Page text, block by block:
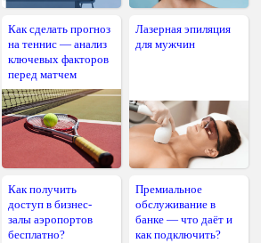
Как сделать прогноз
на теннис — анализ
ключевых факторов
перед матчем
Лазерная эпиляция
для мужчин
Как получить
доступ в бизнес-
залы аэропортов
бесплатно?
Премиальное
обслуживание в
банке — что даёт и
как подключить?